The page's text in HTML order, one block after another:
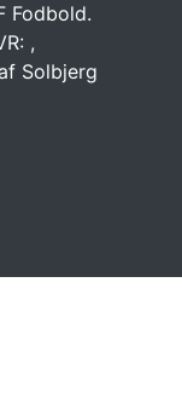
Fodbold.
,
Solbjerg